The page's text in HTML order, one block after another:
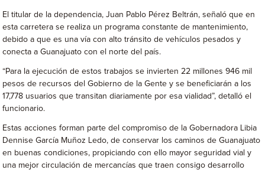
El titular de la dependencia, Juan Pablo Pérez Beltrán, señaló que en
esta carretera se realiza un programa constante de mantenimiento,
debido a que es una vía con alto tránsito de vehículos pesados y
conecta a Guanajuato con el norte del país.
“Para la ejecución de estos trabajos se invierten 22 millones 946 mil
pesos de recursos del Gobierno de la Gente y se beneficiarán a los
17,778 usuarios que transitan diariamente por esa vialidad”, detalló el
funcionario.
Estas acciones forman parte del compromiso de la Gobernadora Libia
Dennise García Muñoz Ledo, de conservar los caminos de Guanajuato
en buenas condiciones, propiciando con ello mayor seguridad vial y
una mejor circulación de mercancías que traen consigo desarrollo